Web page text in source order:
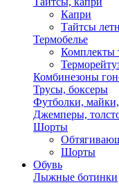
Капри
Тайтсы
Термобелье
Комплекты
Комбинезоны
Трусы, боксеры
Футболки,
Джемперы,
Шорты
Шорты
Обувь
Лыжные ботинки